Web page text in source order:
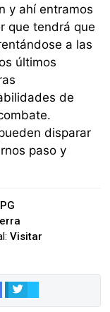
y ahí entramos
que tendrá que
a las
últimos
de
disparar
paso y
Visitar